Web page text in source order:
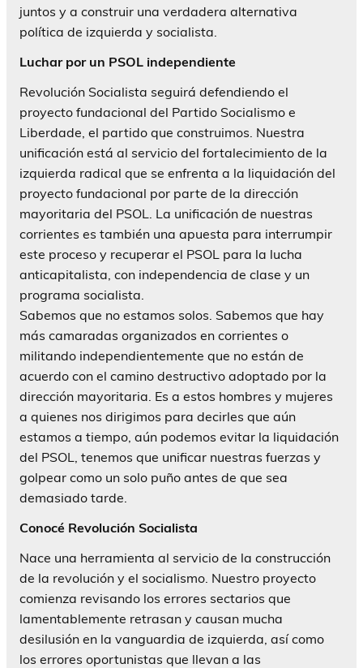
juntos y a construir una verdadera alternativa
política de izquierda y socialista.
Luchar por un PSOL independiente
Revolución Socialista seguirá defendiendo el
proyecto fundacional del Partido Socialismo e
Liberdade, el partido que construimos. Nuestra
unificación está al servicio del fortalecimiento de la
izquierda radical que se enfrenta a la liquidación del
proyecto fundacional por parte de la dirección
mayoritaria del PSOL. La unificación de nuestras
corrientes es también una apuesta para interrumpir
este proceso y recuperar el PSOL para la lucha
anticapitalista, con independencia de clase y un
programa socialista.
Sabemos que no estamos solos. Sabemos que hay
más camaradas organizados en corrientes o
militando independientemente que no están de
acuerdo con el camino destructivo adoptado por la
dirección mayoritaria. Es a estos hombres y mujeres
a quienes nos dirigimos para decirles que aún
estamos a tiempo, aún podemos evitar la liquidación
del PSOL, tenemos que unificar nuestras fuerzas y
golpear como un solo puño antes de que sea
demasiado tarde.
Conocé Revolución Socialista
Nace una herramienta al servicio de la construcción
de la revolución y el socialismo. Nuestro proyecto
comienza revisando los errores sectarios que
lamentablemente retrasan y causan mucha
desilusión en la vanguardia de izquierda, así como
los errores oportunistas que llevan a las